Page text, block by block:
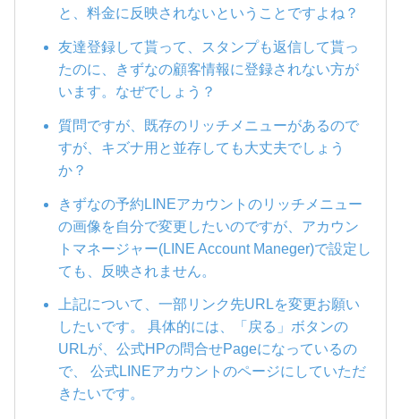
と、料金に反映されないということですよね？
友達登録して貰って、スタンプも返信して貰っ
たのに、きずなの顧客情報に登録されない方が
います。なぜでしょう？
質問ですが、既存のリッチメニューがあるので
すが、キズナ用と並存しても大丈夫でしょう
か？
きずなの予約LINEアカウントのリッチメニュー
の画像を自分で変更したいのですが、アカウン
トマネージャー(LINE Account Maneger)で設定し
ても、反映されません。
上記について、一部リンク先URLを変更お願い
したいです。 具体的には、「戻る」ボタンの
URLが、公式HPの問合せPageになっているの
で、 公式LINEアカウントのページにしていただ
きたいです。